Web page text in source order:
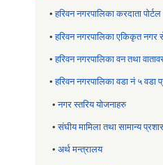
•हरिवन नगरपालिका करदाता पोर्टल
•हरिवन नगरपालिका एकिकृत नगर
•हरिवन नगरपालिका वन तथा
•हरिवन नगरपालिका वडा नं ५ वडा
•नगर स्तरिय याेजनाहरु
•संघीय मामिला तथा सामान्य
• अर्थ मन्त्रालय